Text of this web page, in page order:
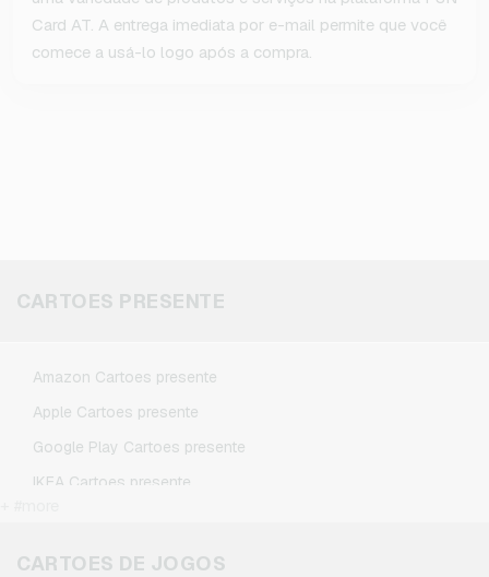
Card AT. A entrega imediata por e-mail permite que você
comece a usá-lo logo após a compra.
CARTOES PRESENTE
Amazon Cartoes presente
Apple Cartoes presente
Google Play Cartoes presente
IKEA Cartoes presente
Microsoft Cartoes presente
CARTOES DE JOGOS